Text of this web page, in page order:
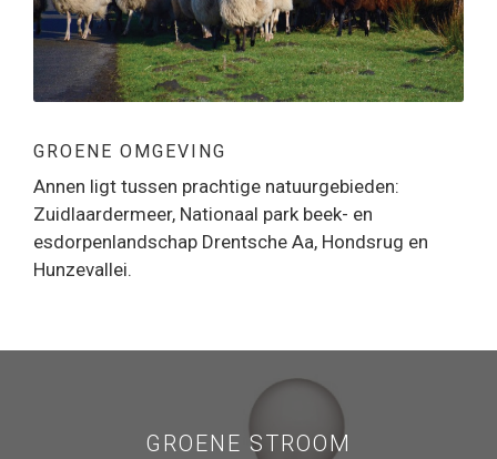
GROENE OMGEVING
Annen ligt tussen prachtige natuurgebieden:
Zuidlaardermeer, Nationaal park beek- en
esdorpenlandschap Drentsche Aa, Hondsrug en
Hunzevallei.
GROENE STROOM